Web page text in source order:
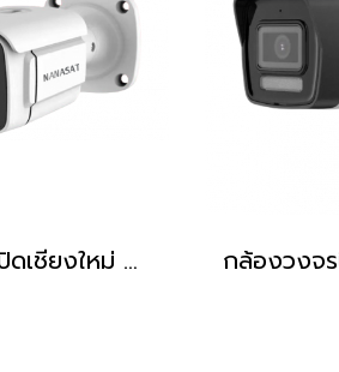
กล้องวงจรปิดเชียงใหม่ CCTV IP Camera 8MP AI APL-IPC-A189FC-U